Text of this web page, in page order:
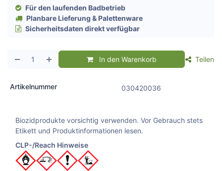
Für den laufenden Badbetrieb
Planbare Lieferung & Palettenware
Sicherheitsdaten direkt verfügbar
In den Warenkorb Teilen
Artikelnummer 030420036
Biozidprodukte vorsichtig verwenden. Vor Gebrauch stets
Etikett und Produktinformationen lesen.
CLP-/Reach Hinweise